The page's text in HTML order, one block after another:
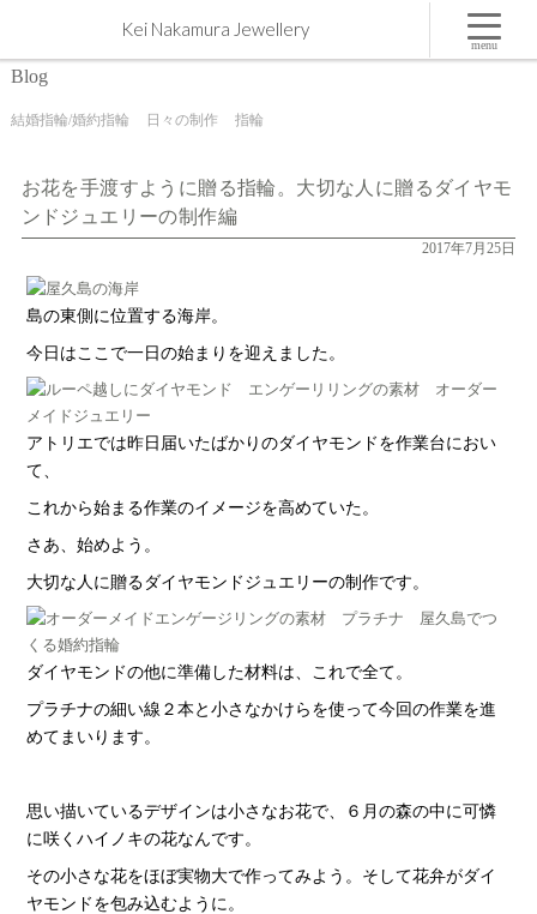
お花を手渡すように贈る指輪。大切な人に贈るダイヤモンドジュエリーの制作編 | 屋久島,ジュエ
リー,オーダーメイドのマリッジリング（結婚・婚約指輪）制作 | Kei Nakamura Jewellery Blog
Kei Nakamura Jewellery
Blog
結婚指輪/婚約指輪 日々の制作 指輪
お花を手渡すように贈る指輪。大切な人に贈るダイヤモ
ンドジュエリーの制作編
2017年7月25日
島の東側に位置する海岸。
今日はここで一日の始まりを迎えました。
アトリエでは昨日届いたばかりのダイヤモンドを作業台におい
て、
これから始まる作業のイメージを高めていた。
さあ、始めよう。
大切な人に贈るダイヤモンドジュエリーの制作です。
ダイヤモンドの他に準備した材料は、これで全て。
プラチナの細い線２本と小さなかけらを使って今回の作業を進
めてまいります。
思い描いているデザインは小さなお花で、６月の森の中に可憐
に咲くハイノキの花なんです。
その小さな花をほぼ実物大で作ってみよう。そして花弁がダイ
ヤモンドを包み込むように。
menu